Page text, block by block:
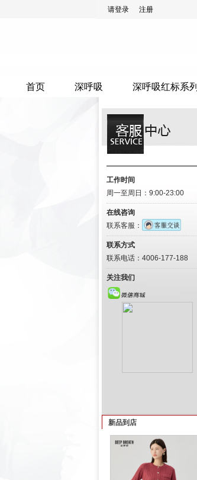
请登录 注册
首页 深呼吸 深呼吸红标系列
工作时间
周一至周日：9:00-23:00
在线咨询
联系客服：
联系方式
联系电话：4006-177-188
关注我们
新品到店